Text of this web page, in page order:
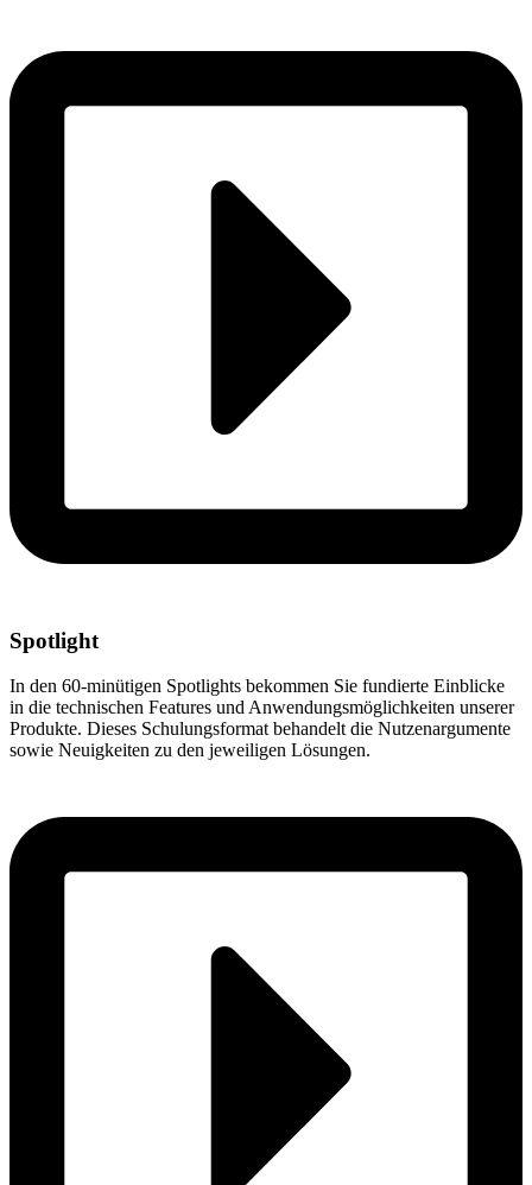
Spotlight
In den 60-minütigen Spotlights bekommen Sie fundierte Einblicke
in die technischen Features und Anwendungsmöglichkeiten unserer
Produkte. Dieses Schulungsformat behandelt die Nutzenargumente
sowie Neuigkeiten zu den jeweiligen Lösungen.